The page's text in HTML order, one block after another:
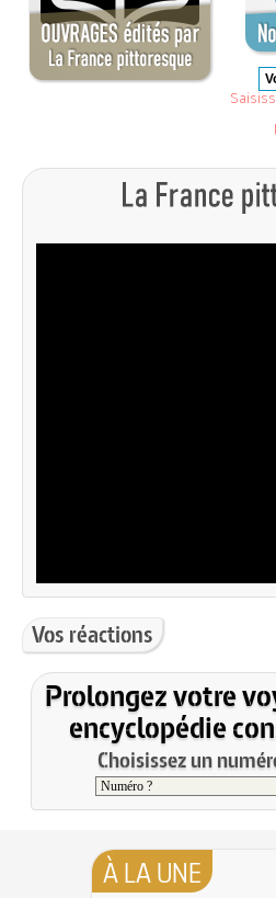
Vos réactions
Prolongez votre
encyclopédie
Choisissez un
À LA UNE